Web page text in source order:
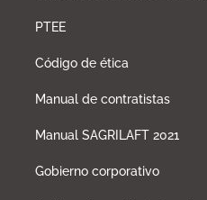
PTEE
Código de ética
Manual de contratistas
Manual SAGRILAFT 2021
Gobierno corporativo